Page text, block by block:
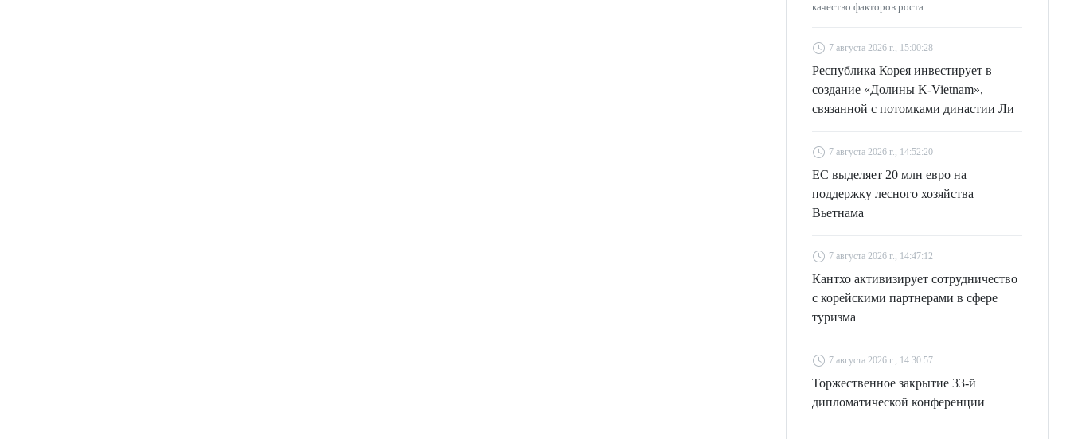
качество факторов роста.
7 августа 2026 г., 15:00:28
Республика Корея инвестирует в
создание «Долины K-Vietnam»,
связанной с потомками династии Ли
7 августа 2026 г., 14:52:20
ЕС выделяет 20 млн евро на
поддержку лесного хозяйства
Вьетнама
7 августа 2026 г., 14:47:12
Кантхо активизирует сотрудничество
с корейскими партнерами в сфере
туризма
7 августа 2026 г., 14:30:57
Торжественное закрытие 33-й
дипломатической конференции